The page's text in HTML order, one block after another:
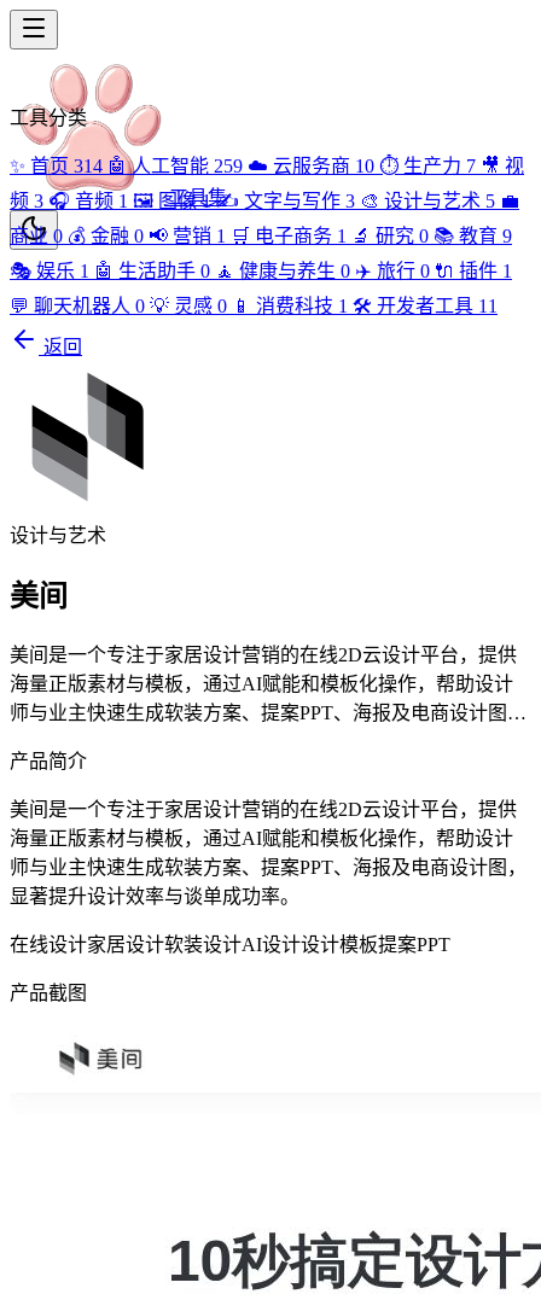
工具集
工具分类
✨ 首页 314 🤖 人工智能 259 ☁️ 云服务商 10 ⏱️ 生产力 7 🎥 视
频 3 🎧 音频 1 🖼️ 图像 1 ✍️ 文字与写作 3 🎨 设计与艺术 5 💼
商业 0 💰 金融 0 📢 营销 1 🛒 电子商务 1 🔬 研究 0 📚 教育 9
🎭 娱乐 1 🤖 生活助手 0 🧘 健康与养生 0 ✈️ 旅行 0 🔌 插件 1
💬 聊天机器人 0 💡 灵感 0 📱 消费科技 1 🛠️ 开发者工具 11
返回
设计与艺术
美间
美间是一个专注于家居设计营销的在线2D云设计平台，提供
海量正版素材与模板，通过AI赋能和模板化操作，帮助设计
师与业主快速生成软装方案、提案PPT、海报及电商设计图，
产品简介
美间是一个专注于家居设计营销的在线2D云设计平台，提供
海量正版素材与模板，通过AI赋能和模板化操作，帮助设计
师与业主快速生成软装方案、提案PPT、海报及电商设计图，
显著提升设计效率与谈单成功率。
在线设计家居设计软装设计AI设计设计模板提案PPT
产品截图